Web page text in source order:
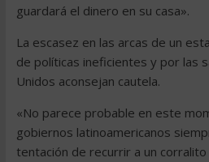
guardará el dinero en su casa».
La escasez en las arcas de un
de políticas ineficientes y por las
Unidos aconsejan cautela.
«No parece probable en este
gobiernos latinoamericanos
tentación de recurrir a un